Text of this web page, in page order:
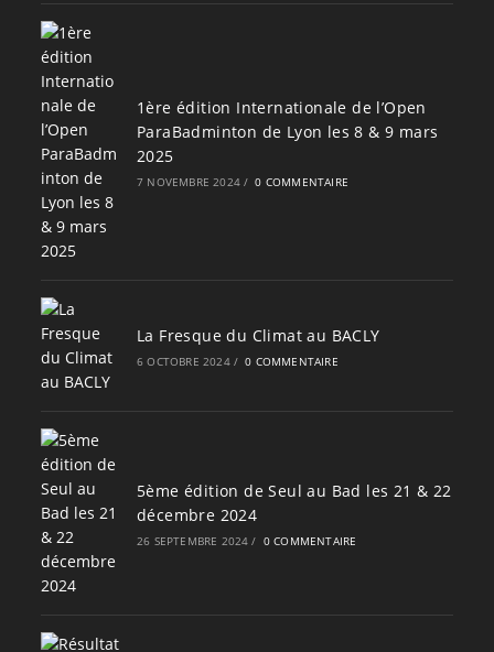
1ère édition Internationale de l’Open
ParaBadminton de Lyon les 8 & 9 mars
2025
7 NOVEMBRE 2024 / 0 COMMENTAIRE
La Fresque du Climat au BACLY
6 OCTOBRE 2024 / 0 COMMENTAIRE
5ème édition de Seul au Bad les 21 & 22
décembre 2024
26 SEPTEMBRE 2024 / 0 COMMENTAIRE